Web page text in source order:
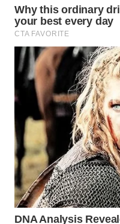
WN
LABUHANBATU
WN
TAPANULI
TENGAH
WN DELI
SERDANG
WN
TEBING
TINGGI